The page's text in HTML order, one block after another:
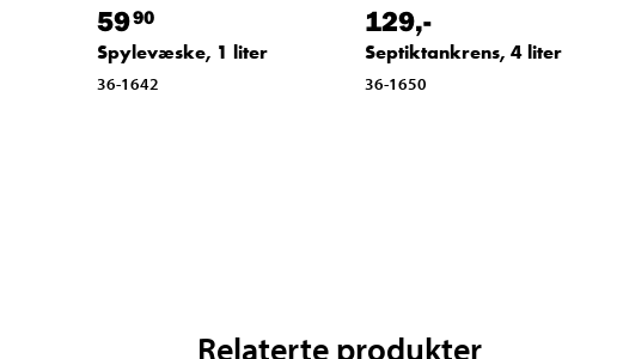
5990
Spylevæske, 1 liter
36-1642
129,-
Septiktankrens, 4 liter
36-1650
Relaterte produkter